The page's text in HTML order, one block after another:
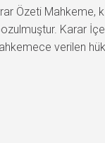
Özeti Mahkeme,
bozulmuştur.
verilen